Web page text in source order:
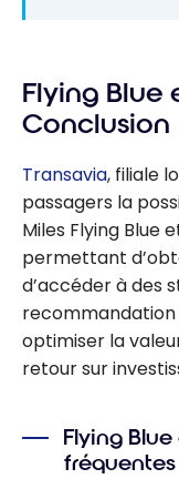
Flying Blue
Conclusion
Transavia, filiale
passagers la
Miles Flying Blue
permettant
d’accéder à des
recommandation
optimiser la
retour sur
Flying
fréquentes